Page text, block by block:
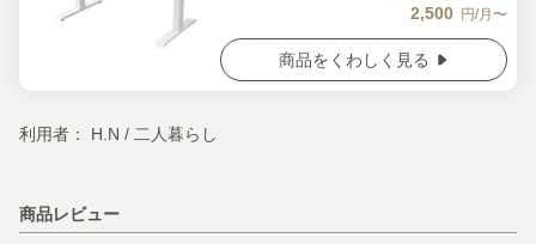
2,500 円/月〜
商品をくわしく見る
利用者： H.N / 二人暮らし
商品レビュー